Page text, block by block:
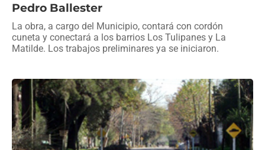
Pedro Ballester
La obra, a cargo del Municipio, contará con cordón
cuneta y conectará a los barrios Los Tulipanes y La
Matilde. Los trabajos preliminares ya se iniciaron.